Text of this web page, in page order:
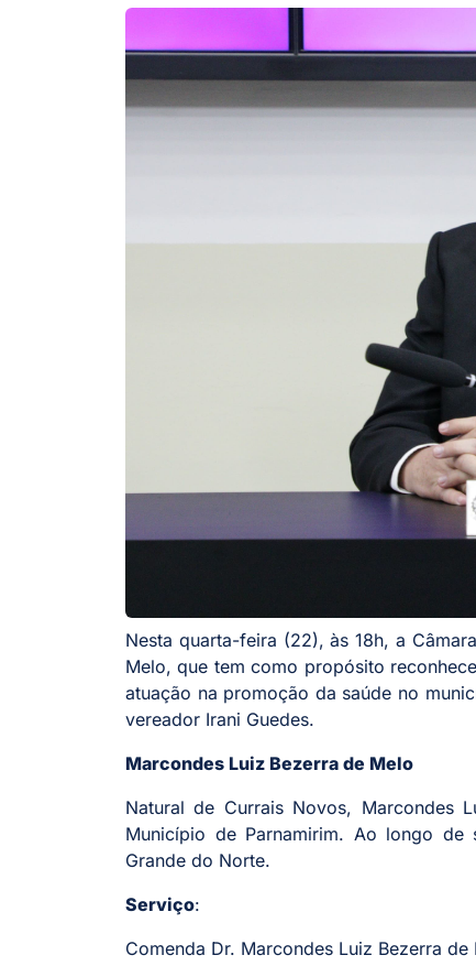
Nesta quarta-feira (22), às 18h, a
Melo, que tem como propósito
atuação na promoção da saúde no
vereador Irani Guedes.
Marcondes Luiz Bezerra de Melo
Natural de Currais Novos, Marcondes
Município de Parnamirim. Ao longo
Grande do Norte.
Serviço:
Comenda Dr. Marcondes Luiz Bezerra de